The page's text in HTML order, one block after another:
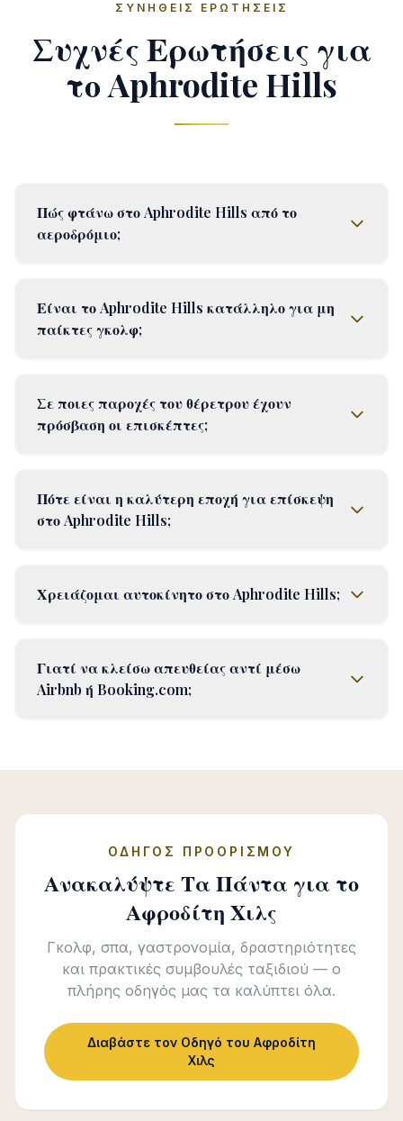
ΣΥΝΉΘΕΙΣ ΕΡΩΤΉΣΕΙΣ
Συχνές Ερωτήσεις για
το Aphrodite Hills
Πώς φτάνω στο Aphrodite Hills από το
αεροδρόμιο;
Είναι το Aphrodite Hills κατάλληλο για μη
παίκτες γκολφ;
Σε ποιες παροχές του θέρετρου έχουν
πρόσβαση οι επισκέπτες;
Πότε είναι η καλύτερη εποχή για επίσκεψη
στο Aphrodite Hills;
Χρειάζομαι αυτοκίνητο στο Aphrodite Hills;
Γιατί να κλείσω απευθείας αντί μέσω
Airbnb ή Booking.com;
ΟΔΗΓΌΣ ΠΡΟΟΡΙΣΜΟΎ
Ανακαλύψτε Τα Πάντα για το
Αφροδίτη Χιλς
Γκολφ, σπα, γαστρονομία, δραστηριότητες
και πρακτικές συμβουλές ταξιδιού — ο
πλήρης οδηγός μας τα καλύπτει όλα.
Διαβάστε τον Οδηγό του Αφροδίτη
Χιλς